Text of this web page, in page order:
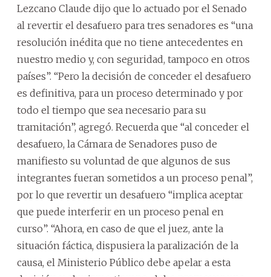
Lezcano Claude dijo que lo actuado por el Senado
al revertir el desafuero para tres senadores es “una
resolución inédita que no tiene antecedentes en
nuestro medio y, con seguridad, tampoco en otros
países”. “Pero la decisión de conceder el desafuero
es definitiva, para un proceso determinado y por
todo el tiempo que sea necesario para su
tramitación”, agregó. Recuerda que “al conceder el
desafuero, la Cámara de Senadores puso de
manifiesto su voluntad de que algunos de sus
integrantes fueran sometidos a un proceso penal”,
por lo que revertir un desafuero “implica aceptar
que puede interferir en un proceso penal en
curso”. “Ahora, en caso de que el juez, ante la
situación fáctica, dispusiera la paralización de la
causa, el Ministerio Público debe apelar a esta